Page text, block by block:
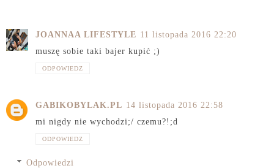
JOANNAA LIFESTYLE 11 listopada 2016 22:20
muszę sobie taki bajer kupić ;)
ODPOWIEDZ
GABIKOBYLAK.PL 14 listopada 2016 22:58
mi nigdy nie wychodzi;/ czemu?!;d
ODPOWIEDZ
Odpowiedzi